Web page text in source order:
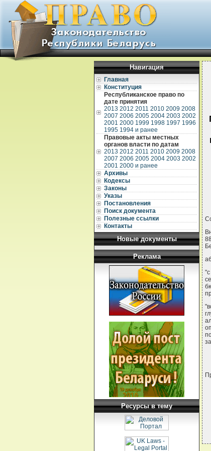
Навигация
Главная
Конституция
Республиканское право по
дате принятия
2013 2012 2011 2010 2009 2008
2007 2006 2005 2004 2003 2002
2001 2000 1999 1998 1997 1996
1995 1994 и ранее
Правовые акты местных
органов власти по датам
2013 2012 2011 2010 2009 2008
2007 2006 2005 2004 2003 2002
2001 2000 и ранее
Архивы
Кодексы
Законы
Указы
Постановления
Поиск документа
Полезные ссылки
Контакты
Новые документы
Реклама
Ресурсы в тему